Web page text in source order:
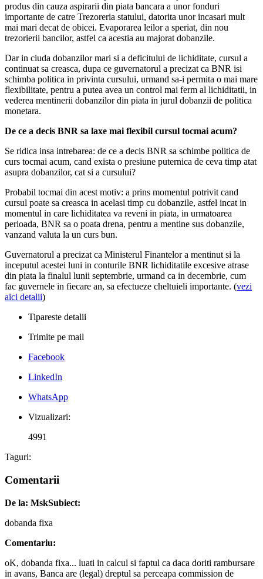
produs din cauza aspirarii din piata bancara a unor fonduri
importante de catre Trezoreria statului, datorita unor incasari mult
mai mari decat de obicei. Evaporarea leilor a speriat, din nou
trezorierii bancilor, astfel ca acestia au majorat dobanzile.
Dar in ciuda dobanzilor mari si a deficitului de lichiditate, cursul a
continuat sa creasca, dupa ce guvernatorul a precizat ca BNR isi
schimba politica in privinta cursului, urmand sa-i permita o mai mare
flexibilitate, pentru a putea avea un control mai ferm al lichiditatii, in
vederea mentinerii dobanzilor din piata in jurul dobanzii de politica
monetara.
De ce a decis BNR sa laxe mai flexibil cursul tocmai acum?
Se ridica insa intrebarea: de ce a decis BNR sa schimbe politica de
curs tocmai acum, cand exista o presiune puternica de ceva timp atat
asupra dobanzilor, cat si a cursului?
Probabil tocmai din acest motiv: a prins momentul potrivit cand
cursul poate sa creasca in acelasi timp cu dobanzile, astfel incat in
momentul in care lichiditatea va reveni in piata, in urmatoarea
perioada, BNR sa o poata drena, pentru a mentine sus dobanzile,
vanzand valuta la un curs bun.
Guvernatorul a precizat ca Ministerul Finantelor a mentinut si la
inceputul acestei luni in conturile BNR lichiditatile excesive atrase
din piata la finalul lunii septembrie, urmand ca in decembrie, cum
fac guvernele in fiecare an, sa efectueze cheltuieli importante. (vezi
aici detalii)
Tipareste detalii
Trimite pe mail
Facebook
LinkedIn
WhatsApp
Vizualizari:
4991
Taguri:
Comentarii
De la: MskSubiect:
dobanda fixa
Comentariu:
oK, dobanda fixa... luati in calcul si faptul ca daca doriti rambursare
in avans, Banca are (legal) dreptul sa perceapa commission de